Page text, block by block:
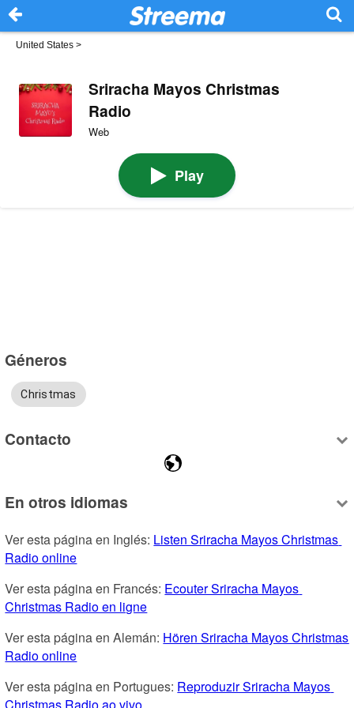
United States >
Sriracha Mayos Christmas
Radio
Web
Play
Géneros
Christmas
Contacto
En otros idiomas
Ver esta página en Inglés: Listen Sriracha Mayos Christmas
Radio online
Ver esta página en Francés: Ecouter Sriracha Mayos
Christmas Radio en ligne
Ver esta página en Alemán: Hören Sriracha Mayos Christmas
Radio online
Ver esta página en Portugues: Reproduzir Sriracha Mayos
Christmas Radio ao vivo